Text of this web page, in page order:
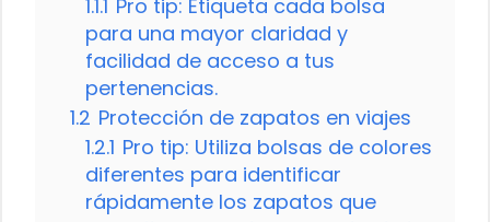
1.1.1 Pro tip: Etiqueta cada bolsa
para una mayor claridad y
facilidad de acceso a tus
pertenencias.
1.2 Protección de zapatos en viajes
1.2.1 Pro tip: Utiliza bolsas de colores
diferentes para identificar
rápidamente los zapatos que